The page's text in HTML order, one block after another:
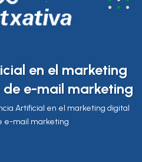
en el marketing
e-mail marketing
Artificial en el marketing digital
e-mail marketing